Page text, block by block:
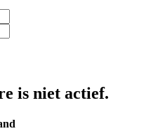
is niet actief.